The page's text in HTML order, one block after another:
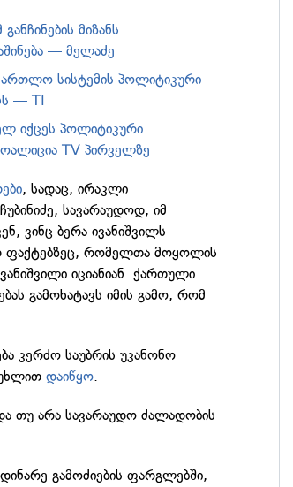
მიზანს
— მელაძე
სისტემის პოლიტიკური
— TI
იქცეს პოლიტიკური
TV პირველზე
, სადაც, ირაკლი
სავარაუდოდ, იმ
ვინც ბერა ივანიშვილს
ფაქტებზეც, რომელთა მოყოლის
იციანიან. ქართული
გამოხატავს იმის გამო, რომ
კერძო საუბრის უკანონო
დაიწყო.
თუ არა სავარაუდო ძალადობის
გამოძიების ფარგლებში,